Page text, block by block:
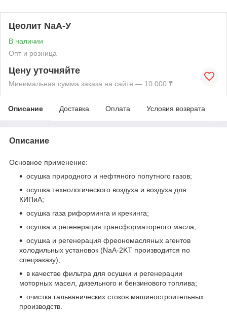
Цеолит NaA-У
В наличии
Опт и розница
Цену уточняйте
Минимальная сумма заказа на сайте — 10 000 ₸
Описание Доставка Оплата Условия возврата
Описание
Основное применение:
осушка природного и нефтяного попутного газов;
осушка технологического воздуха и воздуха для
КИПиА;
осушка газа риформинга и крекинга;
осушка и регенерация трансформаторного масла;
осушка и регенерация фреономасляных агентов
холодильных установок (NaA-2KT производится по
спецзаказу);
в качестве фильтра для осушки и регенерации
моторных масел, дизельного и бензинового топлива;
очистка гальванических стоков машиностроительных
производств.